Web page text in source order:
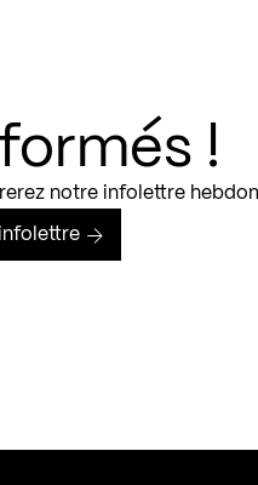
!
notre infolettre